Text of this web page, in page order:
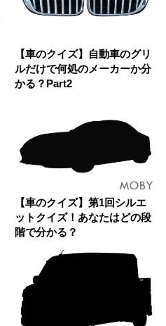
【車のクイズ】自動車のグリ
ルだけで何処のメーカーか分
かる？Part2
【車のクイズ】第1回シルエ
ットクイズ！あなたはどの段
階で分かる？